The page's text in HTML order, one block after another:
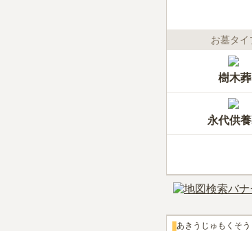
お墓タイ
樹木葬
永代供
あきうじゅもくそう